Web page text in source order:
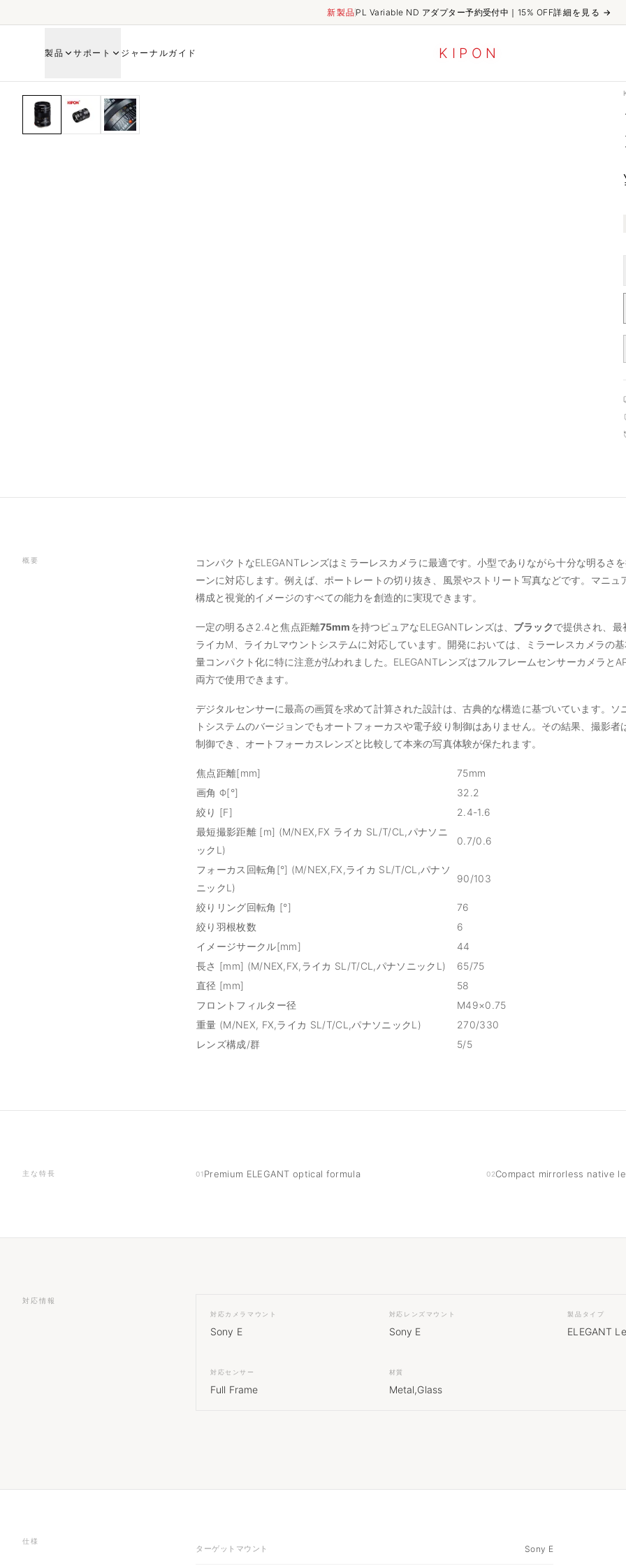
新製品PL Variable ND アダプター予約受付中｜15% OFF詳細を見る →
製品 サポート ジャーナルガイド K I P O N
HOME SHOP ELEGANT LENSES
概要
コンパクトなELEGANTレンズはミラーレスカメラに最適です。小型でありながら十分な明るさ
ーンに対応します。例えば、ポートレートの切り抜き、風景やストリート写真などです。マニュ
構成と視覚的イメージのすべての能力を創造的に実現できます。
一定の明るさ2.4と焦点距離75mmを持つピュアなELEGANTレンズは、 ブラックで提供され、最
ライカM、ライカLマウントシステムに対応しています。開発においては、ミラーレスカメラの
量コンパクト化に特に注意が払われました。ELEGANTレンズはフルフレームセンサーカメラと
両方で使用できます。
デジタルセンサーに最高の画質を求めて計算された設計は、古典的な構造に基づいています。ソ
トシステムのバージョンでもオートフォーカスや電子絞り制御はありません。その結果、撮影者
制御でき、オートフォーカスレンズと比較して本来の写真体験が保たれます。
焦点距離[mm]
75mm
画角 Φ[°]
32.2
絞り [F]
2.4-1.6
最短撮影距離 [m] (M/NEX,FX ライカ SL/T/CL,パナソニ
ックL)
0.7/0.6
フォーカス回転角[°] (M/NEX,FX,ライカ SL/T/CL,パナソ
ニックL)
90/103
絞りリング回転角 [°]
76
絞り羽根枚数
6
イメージサークル[mm]
44
長さ [mm] (M/NEX,FX,ライカ SL/T/CL,パナソニックL)
65/75
直径 [mm]
58
フロントフィルター径
M49×0.75
重量 (M/NEX, FX,ライカ SL/T/CL,パナソニックL)
270/330
レンズ構成/群
5/5
主な特長 01 Premium ELEGANT optical formula 02Compact mirrorless native
対応情報
対応カメラマウント
Sony E
対応レンズマウント
Sony E
製品タイプ
ELEGANT
対応センサー
Full Frame
材質
Metal,Glass
仕様
ターゲットマウント Sony E